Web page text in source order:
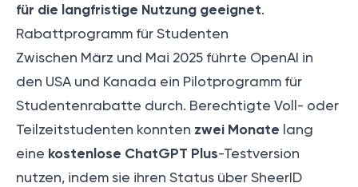
für die langfristige Nutzung geeignet.
Rabattprogramm für Studenten
Zwischen März und Mai 2025 führte OpenAI in
den USA und Kanada ein Pilotprogramm für
Studentenrabatte durch. Berechtigte Voll- oder
Teilzeitstudenten konnten zwei Monate lang
eine kostenlose ChatGPT Plus-Testversion
nutzen, indem sie ihren Status über SheerID